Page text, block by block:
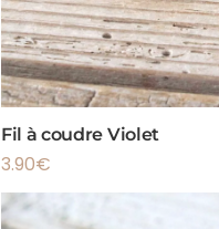
Fil à coudre Violet
3.90€